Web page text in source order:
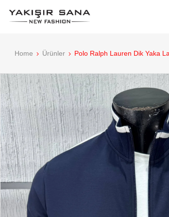
Home Ürünler Polo Ralph Lauren Dik Yaka